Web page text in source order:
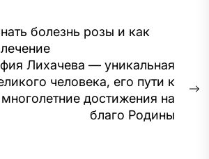
болезнь розы и как
Лихачева — уникальная
человека, его пути к
достижения на
благо Родины